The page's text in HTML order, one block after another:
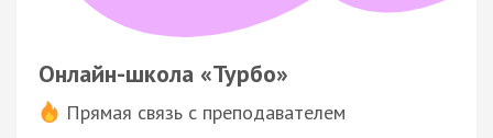
Онлайн-школа «Турбо»
Прямая связь с преподавателем